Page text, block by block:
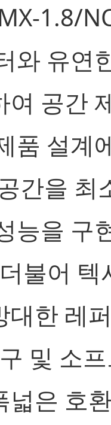
1.8/
와 유연
여 공간
품 설계
간을 최
능을 구
불어 텍
대한 레
및 소
넓은 호